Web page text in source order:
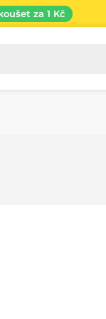
za 1 Kč